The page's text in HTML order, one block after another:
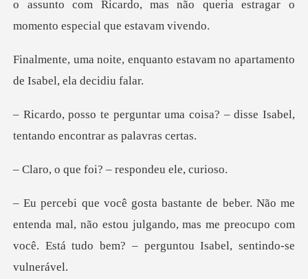
o assunto com Ricardo,
nto estavam no apartamento
d
ma coisa? – disse Isabel,
tenta
foi? – responde
enda mal, não estou julgando, mas me preocupo com
você. E